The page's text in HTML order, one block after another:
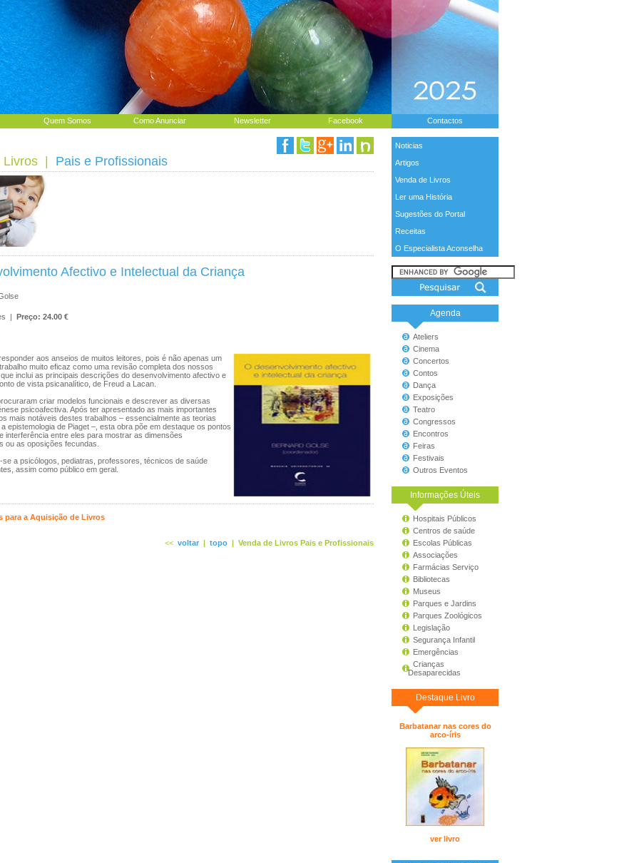
Quem Somos Como Anunciar Newsletter Facebook Contactos
Noticias
Artigos
Venda de Livros
Ler uma História
Sugestões do Portal
Receitas
O Especialista Aconselha
Agenda
Ateliers
Cinema
Concertos
Contos
Dança
Exposições
Teatro
Congressos
Encontros
Feiras
Festivais
Outros Eventos
Informações Úteis
Hospitais Públicos
Centros de saúde
Escolas Públicas
Associações
Farmácias Serviço
Bibliotecas
Museus
Parques e Jardins
Parques Zoológicos
Legislação
Segurança Infantil
Emergências
Crianças
Desaparecidas
Destaque Livro
Barbatanar nas cores do
arco-íris
ver livro
Livros Pais e Profissionais
Afectivo e Intelectual da Criança
| Preço: 24.00 €
aos anseios de muitos leitores, pois é não apenas um
muito eficaz como uma revisão completa dos nossos
inclui as principais descrições do desenvolvimento afectivo e
de vista psicanalítico, de Freud a Lacan.
criar modelos funcionais e descrever as diversas
psicoafectiva. Após ter apresentado as mais importantes
mais notáveis destes trabalhos – essencialmente as teorias
epistemologia de Piaget –, esta obra põe em destaque os pontos
interferência entre eles para mostrar as dimensões
ou as oposições fecundas.
se a psicólogos, pediatras, professores, técnicos de saúde
assim como público em geral.
para a Aquisição de Livros
<< voltar | topo | Venda de Livros Pais e Profissionais